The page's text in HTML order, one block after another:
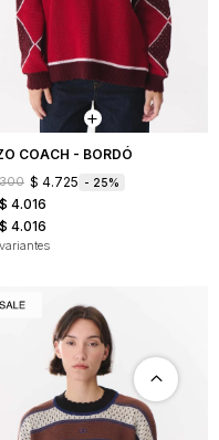
COACH - BORDÓ
$ 4.725 25
$ 4.016
$ 4.016